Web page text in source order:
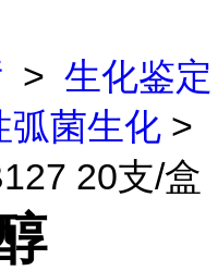
> 生化鉴定
弧菌生化 >
20支/盒